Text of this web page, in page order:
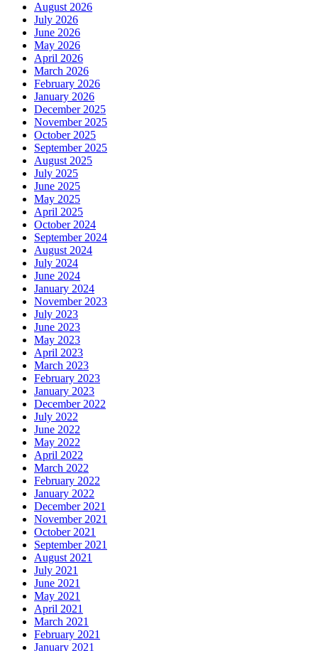
August 2026
July 2026
June 2026
May 2026
April 2026
March 2026
February 2026
January 2026
December 2025
November 2025
October 2025
September 2025
August 2025
July 2025
June 2025
May 2025
April 2025
October 2024
September 2024
August 2024
July 2024
June 2024
January 2024
November 2023
July 2023
June 2023
May 2023
April 2023
March 2023
February 2023
January 2023
December 2022
July 2022
June 2022
May 2022
April 2022
March 2022
February 2022
January 2022
December 2021
November 2021
October 2021
September 2021
August 2021
July 2021
June 2021
May 2021
April 2021
March 2021
February 2021
January 2021